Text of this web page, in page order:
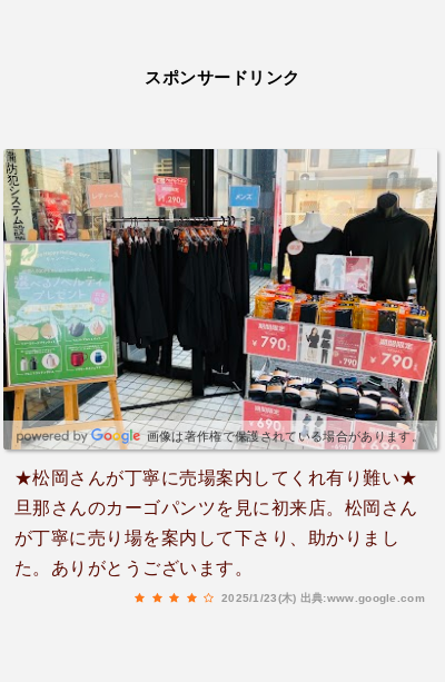
スポンサードリンク
画像は著作権で保護されている場合があります。
★松岡さんが丁寧に売場案内してくれ有り難い★
旦那さんのカーゴパンツを見に初来店。松岡さん
が丁寧に売り場を案内して下さり、助かりまし
た。ありがとうございます。
2025/1/23(木) 出典:www.google.com